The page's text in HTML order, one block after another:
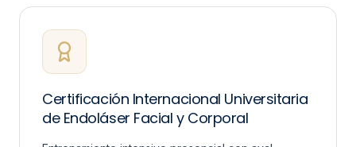
Certificación Internacional Universitaria
de Endoláser Facial y Corporal